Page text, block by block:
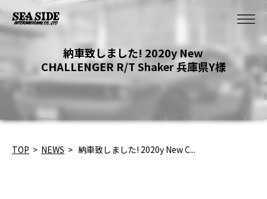
納車致しました! 2020y New
CHALLENGER R/T Shaker 兵庫県Y様
TOP > NEWS > 納車致しました! 2020y New C...